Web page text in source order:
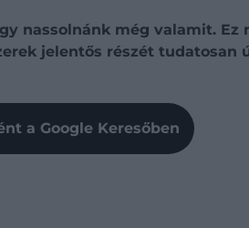
nassolnánk még valamit. Ez
jelentős részét tudatosan
a Google Keresőben